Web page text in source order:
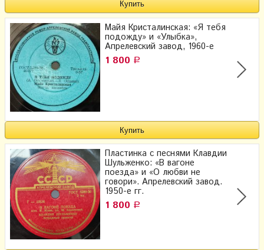
Майя Кристалинская: «Я тебя
подожду» и «Улыбка»,
Апрелевский завод, 1960-е
1 800 Р
Пластинка с песнями Клавдии
Шульженко: «В вагоне
поезда» и «О любви не
говори». Апрелевский завод.
1950-е гг.
1 800 Р